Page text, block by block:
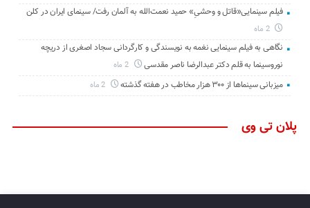
فیلم سینمایی«قاتل و وحشیِ» حمید نعمت‌الله به آلمان رفت/ سینمای ایران در کلن
2 ماه
نگاهی به فیلم سینمایی نغمه به نویسندگی و کارگردانی سجاد اصغری از دریچه
نوروسینما به قلم دکتر عبدالرضا ناصر مقدسی
2 ماه
میزبانی سینماها از ۳۰۰ هزار مخاطب در هفته گذشته 2 ماه
پلان تی وی